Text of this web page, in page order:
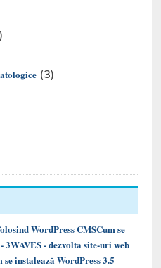
(3)
WordPress CMSCum se
3WAVES - dezvolta site-uri web
se instalează WordPress 3.5